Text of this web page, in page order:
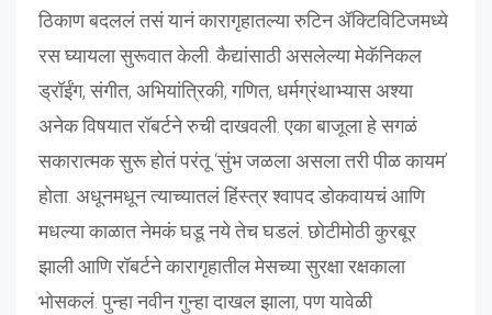
ठिकाण बदललं तसं यानं कारागृहातल्या रुटिन ॲक्टिविटिजमध्ये
रस घ्यायला सुरूवात केली. कैद्यांसाठी असलेल्या मेकॅनिकल
ड्रॉईंग, संगीत, अभियांत्रिकी, गणित, धर्मग्रंथाभ्यास अश्या
अनेक विषयात रॉबर्टने रुची दाखवली. एका बाजूला हे सगळं
सकारात्मक सुरू होतं परंतू ‘सुंभ जळला असला तरी पीळ कायम’
होता. अधूनमधून त्याच्यातलं हिंस्त्र श्वापद डोकवायचं आणि
मधल्या काळात नेमकं घडू नये तेच घडलं. छोटीमोठी कुरबूर
झाली आणि रॉबर्टने कारागृहातील मेसच्या सुरक्षा रक्षकाला
भोसकलं. पुन्हा नवीन गुन्हा दाखल झाला, पण यावेळी